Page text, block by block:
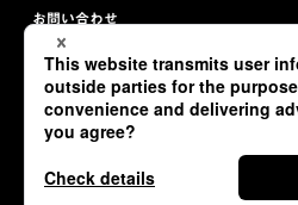
お問い合わせ
プライバシーポリシー
サイトマップ
Copyright © TSUNEISHI SHIPBUILDING Co.,